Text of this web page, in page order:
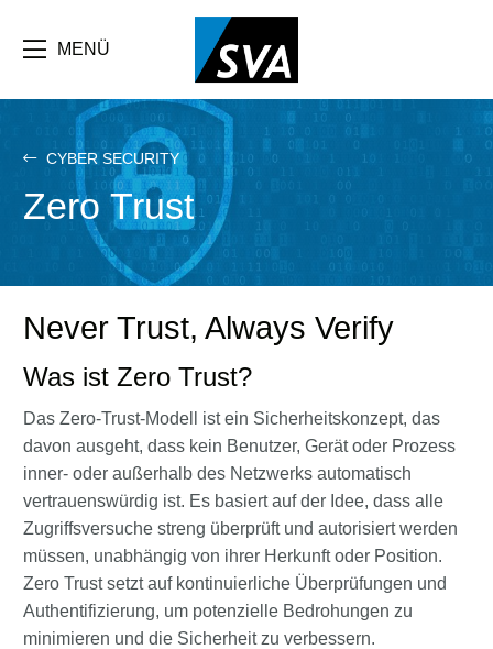
Inhalt
MENÜ
CYBER SECURITY
Zero Trust
Never Trust, Always Verify
Was ist Zero Trust?
Das Zero-Trust-Modell ist ein Sicherheitskonzept, das
davon ausgeht, dass kein Benutzer, Gerät oder Prozess
inner- oder außerhalb des Netzwerks automatisch
vertrauenswürdig ist. Es basiert auf der Idee, dass alle
Zugriffsversuche streng überprüft und autorisiert werden
müssen, unabhängig von ihrer Herkunft oder Position.
Zero Trust setzt auf kontinuierliche Überprüfungen und
Authentifizierung, um potenzielle Bedrohungen zu
minimieren und die Sicherheit zu verbessern.